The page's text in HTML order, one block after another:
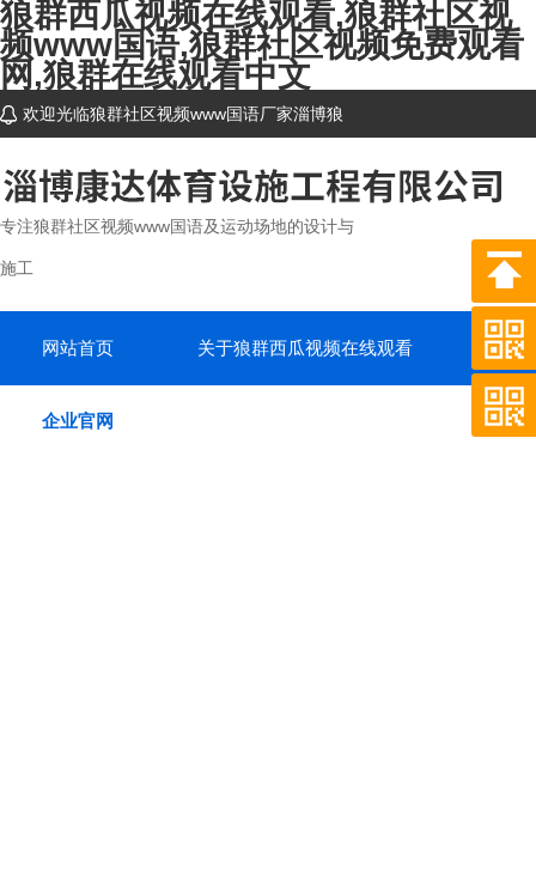
狼群西瓜视频在线观看,狼群社区视
频www国语,狼群社区视频免费观看
网,狼群在线观看中文
欢迎光临狼群社区视频www国语厂家淄博狼
专注狼群社区视频www国语及运动场地的设计与
施工
网站首页 关于狼群西瓜视频在线观看 产
企业官网